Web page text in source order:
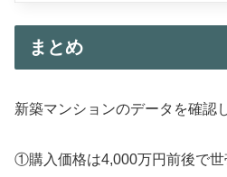
まとめ
新築マンションのデータを確認
①購入価格は4,000万円前後で